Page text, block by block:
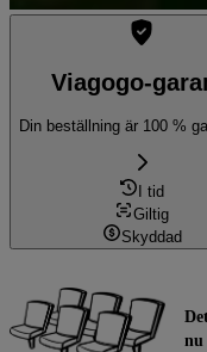
Viagogo-
Din beställning är 100 %
I tid
Giltig
Skyddad
nu